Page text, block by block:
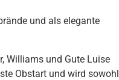
und als elegante
Williams und Gute Luise
Obstart und wird sowohl